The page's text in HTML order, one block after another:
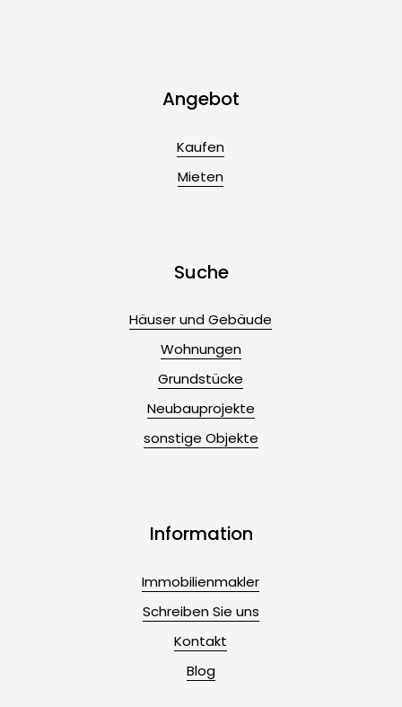
Angebot
Kaufen
Mieten
Suche
Häuser und Gebäude
Wohnungen
Grundstücke
Neubauprojekte
sonstige Objekte
Information
Immobilienmakler
Schreiben Sie uns
Kontakt
Blog